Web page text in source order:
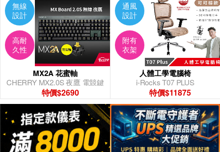
無線
設計
高耐
久性
MX2A 花蜜軸
CHERRY MX2.0S 夜鷹 電競鍵
盤
特價$2690
通風
設計
附有
衣架
人體工學電腦椅
i-Rocks T07 PLUS
特價$11875